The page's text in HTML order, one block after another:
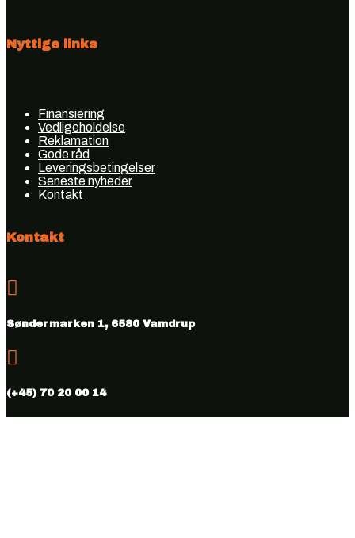
Nyttige links
Finansiering
Vedligeholdelse
Reklamation
Gode råd
Leveringsbetingelser
Seneste nyheder
Kontakt
Kontakt

Søndermarken 1, 6580 Vamdrup

(+45) 70 20 00 14